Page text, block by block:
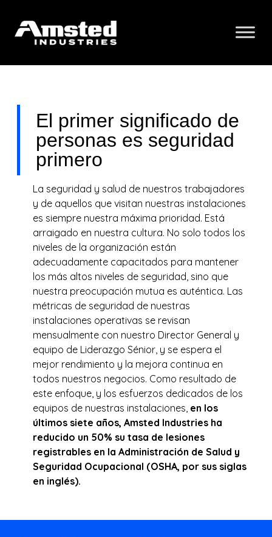
El primer significado de
personas es seguridad
primero
La seguridad y salud de nuestros trabajadores
y de aquellos que visitan nuestras instalaciones
es siempre nuestra máxima prioridad. Está
arraigado en nuestra cultura. No solo todos los
niveles de la organización están
adecuadamente capacitados para mantener
los más altos niveles de seguridad, sino que
nuestra preocupación mutua es auténtica. Las
métricas de seguridad de nuestras
instalaciones operativas se revisan
mensualmente con nuestro Director General y
equipo de Liderazgo Sénior, y se espera el
mejor rendimiento y la mejora continua en
todos nuestros negocios. Como resultado de
este enfoque, y los esfuerzos dedicados de los
equipos de nuestras instalaciones, en los
últimos siete años, Amsted Industries ha
reducido un 50% su tasa de lesiones
registrables en la Administración de Salud y
Seguridad Ocupacional (OSHA, por sus siglas
en inglés).